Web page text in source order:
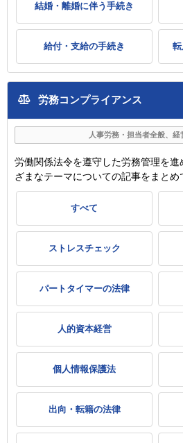
結婚・離婚に伴う手続き
給付・支給の手続き
労務コンプライアンス
人事労務・担当者全般、経
労働関係法令を遵守した労務管理を進
ざまなテーマについての記事をまとめ
すべて
ストレスチェック
パートタイマーの法律
人的資本経営
個人情報保護法
出向・転籍の法律